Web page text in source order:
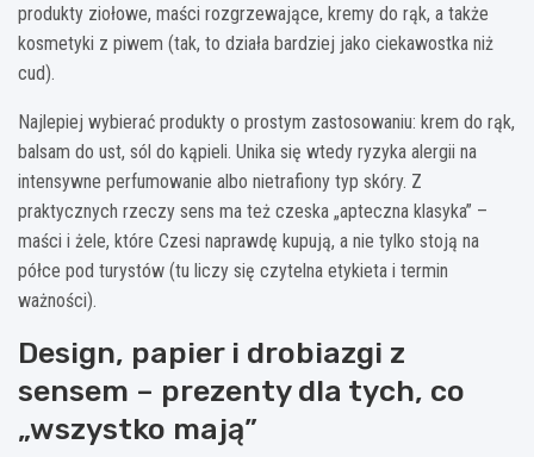
produkty ziołowe, maści rozgrzewające, kremy do rąk, a także
kosmetyki z piwem (tak, to działa bardziej jako ciekawostka niż
cud).
Najlepiej wybierać produkty o prostym zastosowaniu: krem do rąk,
balsam do ust, sól do kąpieli. Unika się wtedy ryzyka alergii na
intensywne perfumowanie albo nietrafiony typ skóry. Z
praktycznych rzeczy sens ma też czeska „apteczna klasyka” –
maści i żele, które Czesi naprawdę kupują, a nie tylko stoją na
półce pod turystów (tu liczy się czytelna etykieta i termin
ważności).
Design, papier i drobiazgi z
sensem – prezenty dla tych, co
„wszystko mają”